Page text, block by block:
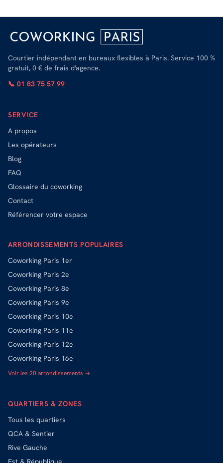
Courtier indépendant en bureaux flexibles à Paris. Service 100 %
gratuit, 0 € de frais d'agence.
📞 01 83 75 57 99
SERVICE
A propos
Les opérateurs
Blog
FAQ
Glossaire du coworking
Contact
Référencer votre espace
ARRONDISSEMENTS POPULAIRES
Coworking Paris 1er
Coworking Paris 2e
Coworking Paris 8e
Coworking Paris 9e
Coworking Paris 10e
Coworking Paris 11e
Coworking Paris 12e
Coworking Paris 16e
Voir les 20 arrondissements →
QUARTIERS & ZONES
Tous les quartiers
QCA & Sentier
Rive Gauche